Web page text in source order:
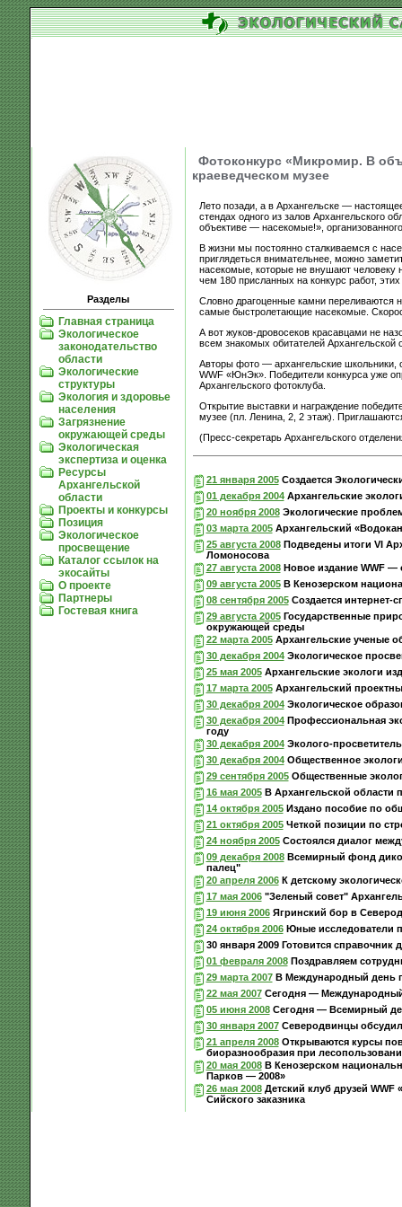
Разделы
Главная страница
Экологическое
законодательство
области
Экологические
структуры
Экология и здоровье
населения
Загрязнение
окружающей среды
Экологическая
экспертиза и оценка
Ресурсы
Архангельской
области
Проекты и конкурсы
Позиция
Экологическое
просвещение
Каталог ссылок на
экосайты
О проекте
Партнеры
Гостевая книга
Фотоконкурс «Микромир. В
краеведческом музее
Лето позади, а в Архангельске —
стендах одного из залов Архангельского
объективе — насекомые!»,
В жизни мы постоянно сталкиваемся с
приглядеться внимательнее, можно
насекомые, которые не внушают человеку
чем 180 присланных на конкурс работ,
Словно драгоценные камни переливаются
самые быстролетающие насекомые.
А вот жуков-дровосеков красавцами не
всем знакомых обитателей
Авторы фото — архангельские школьники,
WWF «ЮнЭк». Победители конкурса уже
Архангельского фотоклуба.
Открытие выставки и награждение
музее (пл. Ленина, 2, 2 этаж).
(Пресс-секретарь Архангельского
21 января 2005Создается
01 декабря 2004Архангельские
20 ноября 2008Экологические
03 марта 2005Архангельский
25 августа 2008Подведены итоги VI
Ломоносова
27 августа 2008Новое издание WWF —
09 августа 2005В Кенозерском
08 сентября 2005Создается интернет-
29 августа 2005Государственные
окружающей среды
22 марта 2005Архангельские ученые
30 декабря 2004Экологическое
25 мая 2005Архангельские экологи
17 марта 2005Архангельский
30 декабря 2004Экологическое
30 декабря 2004Профессиональная
году
30 декабря 2004Эколого-
30 декабря 2004Общественное
29 сентября 2005Общественные
16 мая 2005В Архангельской области
14 октября 2005Издано пособие по
21 октября 2005Четкой позиции по
24 ноября 2005Состоялся диалог
09 декабря 2008Всемирный фонд
палец"
20 апреля 2006К детскому
17 мая 2006"Зеленый совет"
19 июня 2006Ягринский бор в
24 октября 2006Юные исследователи
30 января 2009 Готовится
01 февраля 2008Поздравляем
29 марта 2007В Международный день
22 мая 2007Сегодня — Международный
05 июня 2008Сегодня — Всемирный
30 января 2007Северодвинцы
21 апреля 2008Открываются курсы
биоразнообразия при
20 мая 2008В Кенозерском
Парков — 2008»
26 мая 2008Детский клуб друзей WWF
Сийского заказника